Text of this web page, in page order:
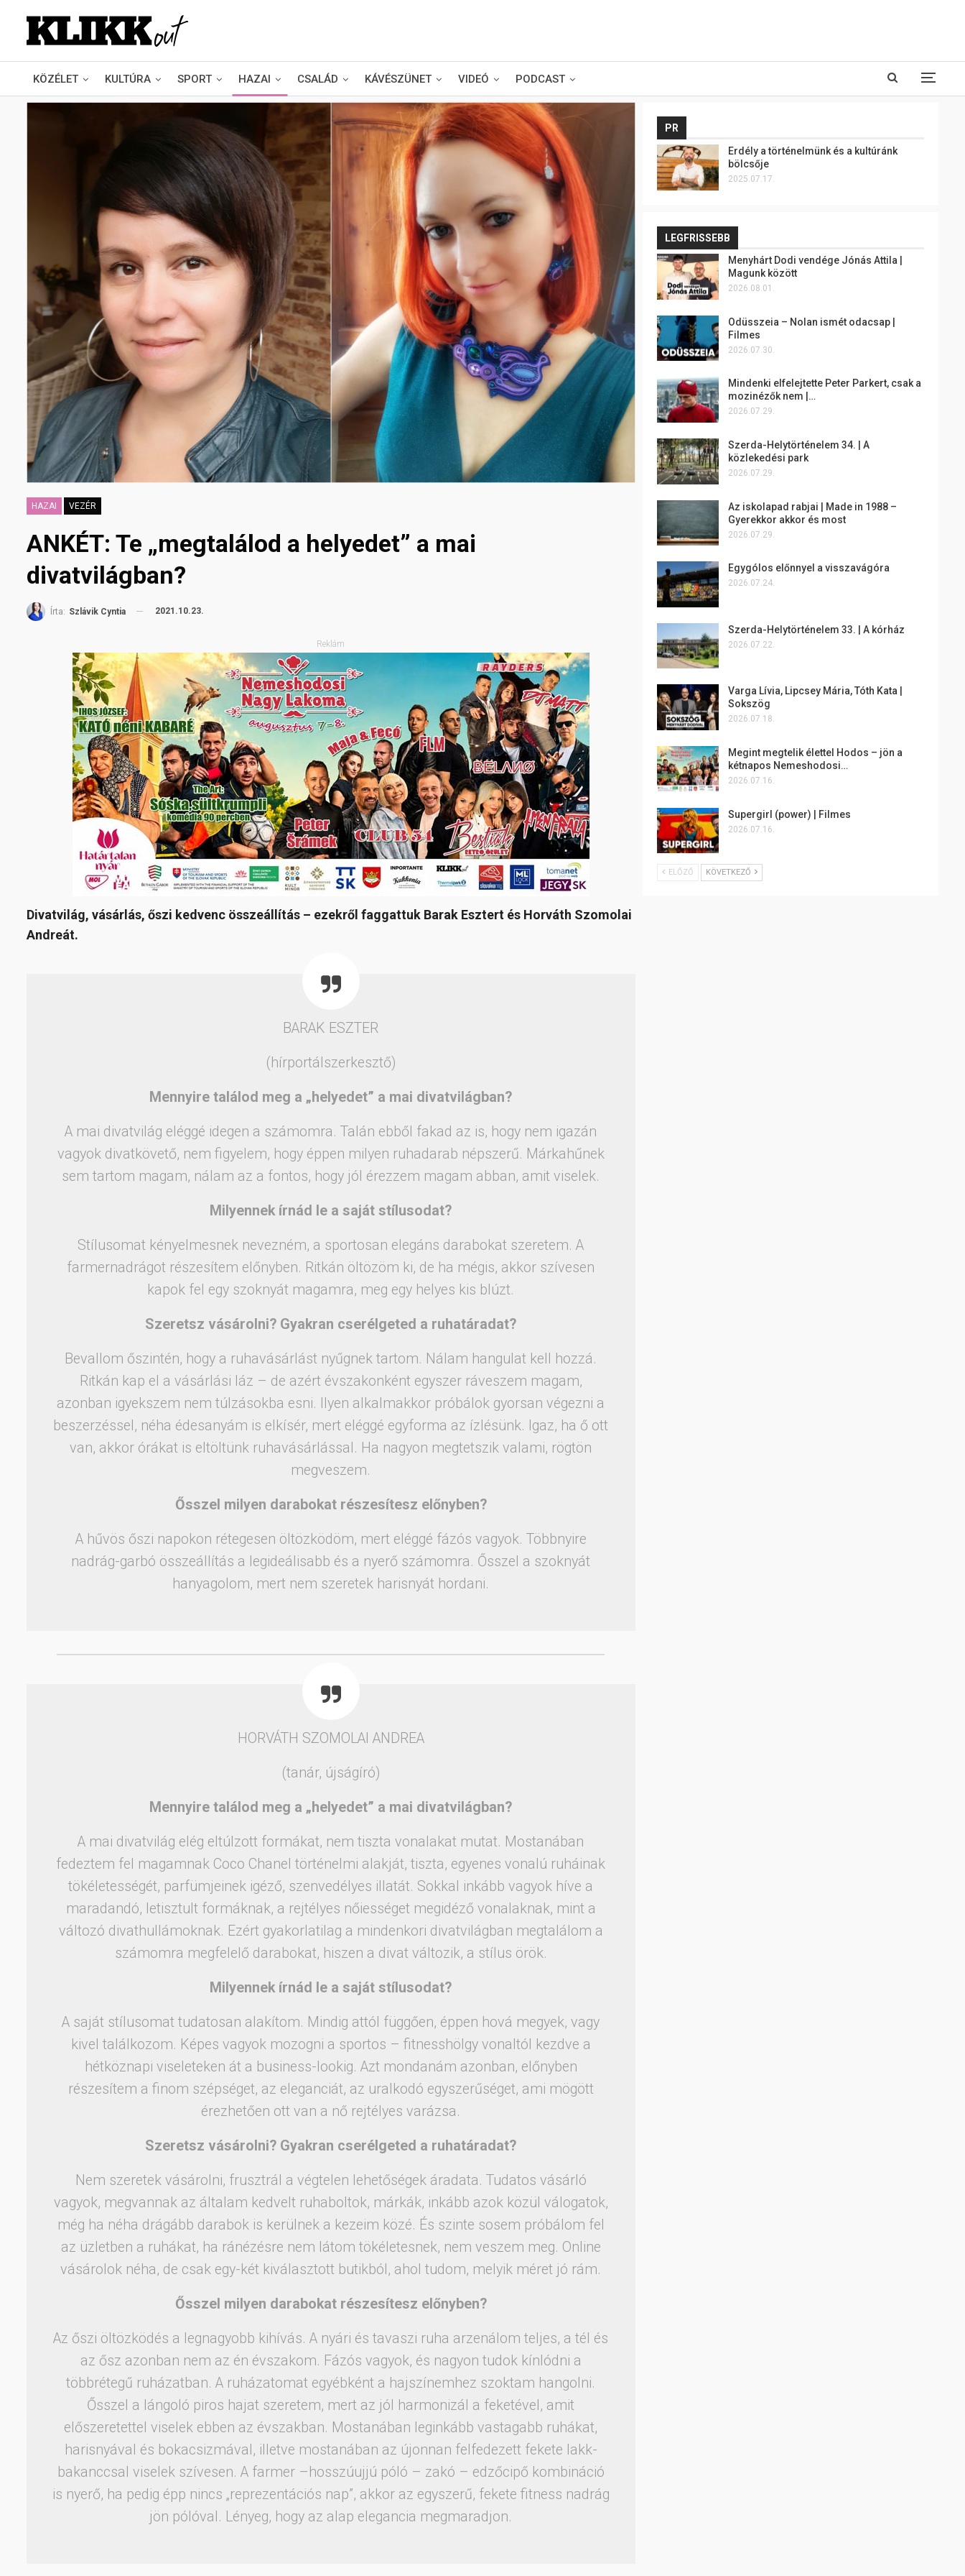
KÖZÉLET KULTÚRA SPORT HAZAI CSALÁD KÁVÉSZÜNET VIDEÓ PODCAST
HAZAI VEZÉR
ANKÉT: Te „megtalálod a helyedet” a mai
divatvilágban?
Írta: Szlávik Cyntia 2021.10.23.
Reklám
Divatvilág, vásárlás, őszi kedvenc összeállítás – ezekről faggattuk Barak Esztert és Horváth Szomolai
Andreát.
BARAK ESZTER
(hírportálszerkesztő)
Mennyire találod meg a „helyedet” a mai divatvilágban?
A mai divatvilág eléggé idegen a számomra. Talán ebből fakad az is, hogy nem igazán
vagyok divatkövető, nem figyelem, hogy éppen milyen ruhadarab népszerű. Márkahűnek
sem tartom magam, nálam az a fontos, hogy jól érezzem magam abban, amit viselek.
Milyennek írnád le a saját stílusodat?
Stílusomat kényelmesnek nevezném, a sportosan elegáns darabokat szeretem. A
farmernadrágot részesítem előnyben. Ritkán öltözöm ki, de ha mégis, akkor szívesen
kapok fel egy szoknyát magamra, meg egy helyes kis blúzt.
Szeretsz vásárolni? Gyakran cserélgeted a ruhatáradat?
Bevallom őszintén, hogy a ruhavásárlást nyűgnek tartom. Nálam hangulat kell hozzá.
Ritkán kap el a vásárlási láz – de azért évszakonként egyszer ráveszem magam,
azonban igyekszem nem túlzásokba esni. Ilyen alkalmakkor próbálok gyorsan végezni a
beszerzéssel, néha édesanyám is elkísér, mert eléggé egyforma az ízlésünk. Igaz, ha ő ott
van, akkor órákat is eltöltünk ruhavásárlással. Ha nagyon megtetszik valami, rögtön
megveszem.
Ősszel milyen darabokat részesítesz előnyben?
A hűvös őszi napokon rétegesen öltözködöm, mert eléggé fázós vagyok. Többnyire
nadrág-garbó összeállítás a legideálisabb és a nyerő számomra. Ősszel a szoknyát
hanyagolom, mert nem szeretek harisnyát hordani.
HORVÁTH SZOMOLAI ANDREA
(tanár, újságíró)
Mennyire találod meg a „helyedet” a mai divatvilágban?
A mai divatvilág elég eltúlzott formákat, nem tiszta vonalakat mutat. Mostanában
fedeztem fel magamnak Coco Chanel történelmi alakját, tiszta, egyenes vonalú ruháinak
tökéletességét, parfümjeinek igéző, szenvedélyes illatát. Sokkal inkább vagyok híve a
maradandó, letisztult formáknak, a rejtélyes nőiességet megidéző vonalaknak, mint a
változó divathullámoknak. Ezért gyakorlatilag a mindenkori divatvilágban megtalálom a
számomra megfelelő darabokat, hiszen a divat változik, a stílus örök.
Milyennek írnád le a saját stílusodat?
A saját stílusomat tudatosan alakítom. Mindig attól függően, éppen hová megyek, vagy
kivel találkozom. Képes vagyok mozogni a sportos – fitnesshölgy vonaltól kezdve a
hétköznapi viseleteken át a business-lookig. Azt mondanám azonban, előnyben
részesítem a finom szépséget, az eleganciát, az uralkodó egyszerűséget, ami mögött
érezhetően ott van a nő rejtélyes varázsa.
Szeretsz vásárolni? Gyakran cserélgeted a ruhatáradat?
Nem szeretek vásárolni, frusztrál a végtelen lehetőségek áradata. Tudatos vásárló
vagyok, megvannak az általam kedvelt ruhaboltok, márkák, inkább azok közül válogatok,
még ha néha drágább darabok is kerülnek a kezeim közé. És szinte sosem próbálom fel
az üzletben a ruhákat, ha ránézésre nem látom tökéletesnek, nem veszem meg. Online
vásárolok néha, de csak egy-két kiválasztott butikból, ahol tudom, melyik méret jó rám.
Ősszel milyen darabokat részesítesz előnyben?
Az őszi öltözködés a legnagyobb kihívás. A nyári és tavaszi ruha arzenálom teljes, a tél és
az ősz azonban nem az én évszakom. Fázós vagyok, és nagyon tudok kínlódni a
többrétegű ruházatban. A ruházatomat egyébként a hajszínemhez szoktam hangolni.
Ősszel a lángoló piros hajat szeretem, mert az jól harmonizál a feketével, amit
előszeretettel viselek ebben az évszakban. Mostanában leginkább vastagabb ruhákat,
harisnyával és bokacsizmával, illetve mostanában az újonnan felfedezett fekete lakk-
bakanccsal viselek szívesen. A farmer –hosszúujjú póló – zakó – edzőcipő kombináció
is nyerő, ha pedig épp nincs „reprezentációs nap”, akkor az egyszerű, fekete fitness nadrág
jön pólóval. Lényeg, hogy az alap elegancia megmaradjon.
PR
Erdély a történelmünk és a kultúránk
bölcsője
2025.07.17.
LEGFRISSEBB
Menyhárt Dodi vendége Jónás Attila |
Magunk között
2026.08.01.
Odüsszeia – Nolan ismét odacsap |
Filmes
2026.07.30.
Mindenki elfelejtette Peter Parkert, csak a
mozinézők nem |…
2026.07.29.
Szerda-Helytörténelem 34. | A
közlekedési park
2026.07.29.
Az iskolapad rabjai | Made in 1988 –
Gyerekkor akkor és most
2026.07.29.
Egygólos előnnyel a visszavágóra
2026.07.24.
Szerda-Helytörténelem 33. | A kórház
2026.07.22.
Varga Lívia, Lipcsey Mária, Tóth Kata |
Sokszög
2026.07.18.
Megint megtelik élettel Hodos – jön a
kétnapos Nemeshodosi…
2026.07.16.
Supergirl (power) | Filmes
2026.07.16.
ELŐZŐ KÖVETKEZŐ